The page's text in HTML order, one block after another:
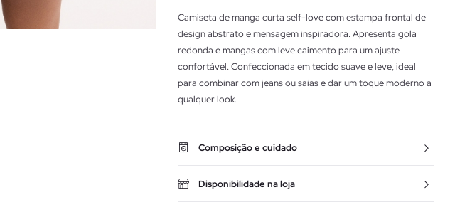
Camiseta de manga curta self-love com estampa frontal de
design abstrato e mensagem inspiradora. Apresenta gola
redonda e mangas com leve caimento para um ajuste
confortável. Confeccionada em tecido suave e leve, ideal
para combinar com jeans ou saias e dar um toque moderno a
qualquer look.
Composição e cuidado
Disponibilidade na loja